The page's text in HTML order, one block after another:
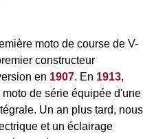
moto de course de V-
constructeur
en 1907. En 1913,
de série équipée d'une
Un an plus tard, nous
et un éclairage